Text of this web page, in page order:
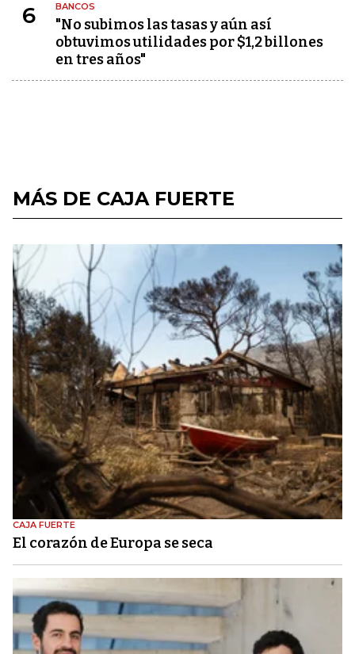
6 BANCOS
"No subimos las tasas y aún así
obtuvimos utilidades por $1,2 billones
en tres años"
MÁS DE CAJA FUERTE
CAJA FUERTE
El corazón de Europa se seca